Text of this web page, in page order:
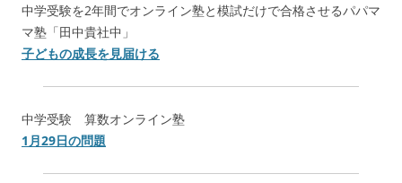
中学受験を2年間でオンライン塾と模試だけで合格させるパパマ
マ塾「田中貴社中」
子どもの成長を見届ける
中学受験 算数オンライン塾
1月29日の問題